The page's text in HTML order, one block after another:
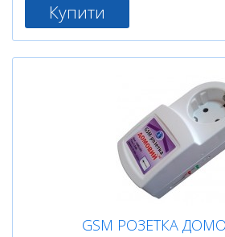
Купити
GSM РОЗЕТКА